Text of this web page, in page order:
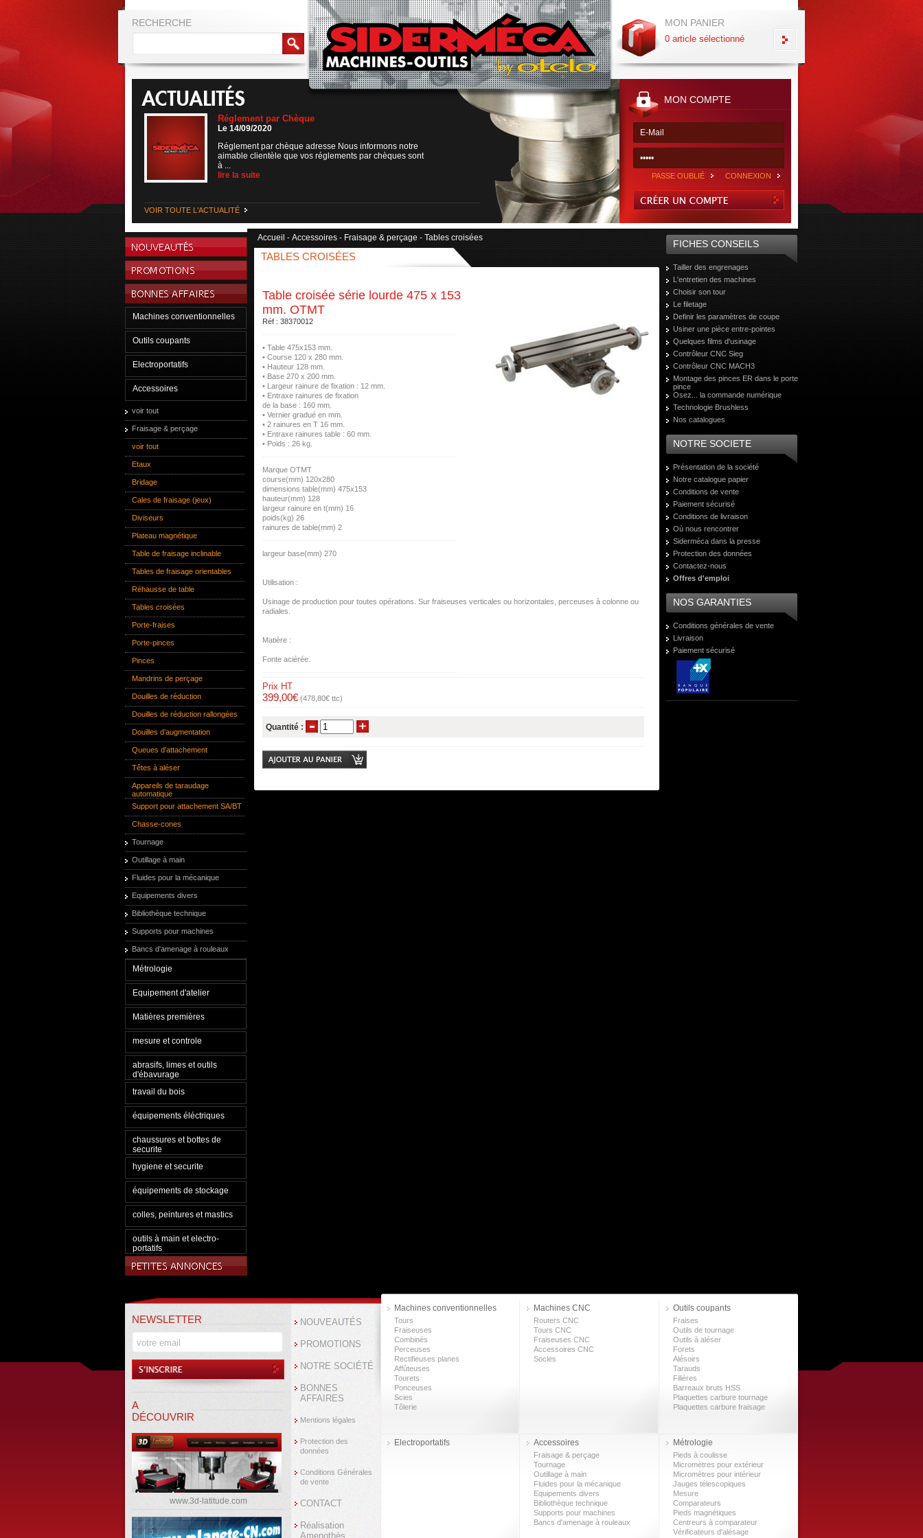
RECHERCHE MON PANIER
0 article sélectionné
Réglement par Chèque
Le 14/09/2020
Réglement par chèque adresse Nous informons notre
aimable clientèle que vos réglements par chèques sont
à ...
lire la suite
VOIR TOUTE L'ACTUALITÉ
MON COMPTE
CONNEXION
PASSE OUBLIÉ
Machines conventionnelles
Outils coupants
Electroportatifs
Accessoires
voir tout
Fraisage & perçage
voir tout
Etaux
Bridage
Cales de fraisage (jeux)
Diviseurs
Plateau magnétique
Table de fraisage inclinable
Tables de fraisage orientables
Réhausse de table
Tables croisées
Porte-fraises
Porte-pinces
Pinces
Mandrins de perçage
Douilles de réduction
Douilles de réduction rallongées
Douilles d’augmentation
Queues d'attachement
Têtes à aléser
Appareils de taraudage
automatique
Support pour attachement SA/BT
Chasse-cones
Tournage
Outillage à main
Fluides pour la mécanique
Equipements divers
Bibliothèque technique
Supports pour machines
Bancs d'amenage à rouleaux
Métrologie
Equipement d'atelier
Matières premières
mesure et controle
abrasifs, limes et outils
d'ébavurage
travail du bois
équipements éléctriques
chaussures et bottes de
securite
hygiene et securite
équipements de stockage
colles, peintures et mastics
outils à main et electro-
portatifs
Accueil - Accessoires - Fraisage & perçage - Tables croisées
TABLES CROISÉES
Table croisée série lourde 475 x 153
mm. OTMT
Réf : 38370012
• Table 475x153 mm.
• Course 120 x 280 mm.
• Hauteur 128 mm.
• Base 270 x 200 mm.
• Largeur rainure de fixation : 12 mm.
• Entraxe rainures de fixation
de la base : 160 mm.
• Vernier gradué en mm.
• 2 rainures en T 16 mm.
• Entraxe rainures table : 60 mm.
• Poids : 26 kg.
Marque OTMT
course(mm) 120x280
dimensions table(mm) 475x153
hauteur(mm) 128
largeur rainure en t(mm) 16
poids(kg) 26
rainures de table(mm) 2
largeur base(mm) 270
Utilisation :
Usinage de production pour toutes opérations. Sur fraiseuses verticales ou horizontales, perceuses à colonne ou
radiales.
Matière :
Fonte aciérée.
Prix HT
399,00€ (478,80€ ttc)
Quantité :
FICHES CONSEILS
Tailler des engrenages
L'entretien des machines
Choisir son tour
Le filetage
Definir les paramètres de coupe
Usiner une pièce entre-pointes
Quelques films d'usinage
Contrôleur CNC Sieg
Contrôleur CNC MACH3
Montage des pinces ER dans le porte
pince
Osez... la commande numérique
Technologie Brushless
Nos catalogues
NOTRE SOCIETE
Présentation de la société
Notre catalogue papier
Conditions de vente
Paiement sécurisé
Conditions de livraison
Où nous rencontrer
Siderméca dans la presse
Protection des données
Contactez-nous
Offres d'emploi
NOS GARANTIES
Conditions générales de vente
Livraison
Paiement sécurisé
NEWSLETTER
A
DÉCOUVRIR
www.3d-latitude.com
NOUVEAUTÉS
PROMOTIONS
NOTRE SOCIÉTÉ
BONNES
AFFAIRES
Mentions légales
Protection des
données
Conditions Générales
de vente
CONTACT
Réalisation
Amenothès
Machines conventionnelles
Tours
Fraiseuses
Combinés
Perceuses
Rectifieuses planes
Affûteuses
Tourets
Ponceuses
Scies
Tôlerie
Machines CNC
Routers CNC
Tours CNC
Fraiseuses CNC
Accessoires CNC
Socles
Outils coupants
Fraises
Outils de tournage
Outils à aléser
Forets
Alésoirs
Tarauds
Filières
Barreaux bruts HSS
Plaquettes carbure tournage
Plaquettes carbure fraisage
Electroportatifs Accessoires
Fraisage & perçage
Tournage
Outillage à main
Fluides pour la mécanique
Equipements divers
Bibliothèque technique
Supports pour machines
Bancs d'amenage à rouleaux
Métrologie
Pieds à coulisse
Micromètres pour extérieur
Micromètres pour intérieur
Jauges télescopiques
Mesure
Comparateurs
Pieds magnétiques
Centreurs à comparateur
Vérificateurs d'alésage